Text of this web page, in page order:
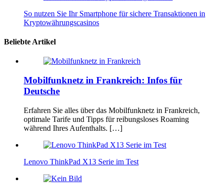
So nutzen Sie Ihr Smartphone für sichere Transaktionen in
Kryptowährungscasinos
Beliebte Artikel
Mobilfunknetz in Frankreich: Infos für
Deutsche
Erfahren Sie alles über das Mobilfunknetz in Frankreich,
optimale Tarife und Tipps für reibungsloses Roaming
während Ihres Aufenthalts. […]
Lenovo ThinkPad X13 Serie im Test